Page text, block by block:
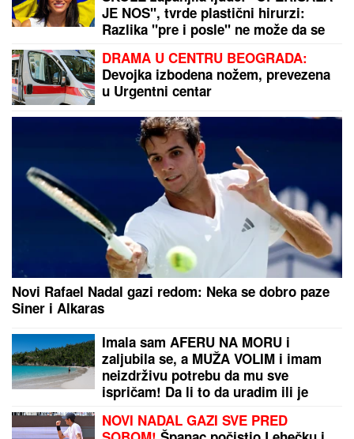
STANKOVIĆ ZAGRMEO POSLE POBEDE:"Nek
ostave momke na miru"! Evo šta kaže o isključenju
Drama u Nišu! Marija zvala kliniku zbog Miljane,
nastao neviđeni haos
by Aklamator
PREPORUKA ZA VAS